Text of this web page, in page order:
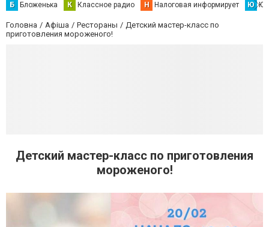
Б Бложенька К Классное радио Н Налоговая информирует Ю
Головна Афіша Рестораны
Детский мастер-класс по
приготовления мороженого!
Детский мастер-класс по приготовления
мороженого!